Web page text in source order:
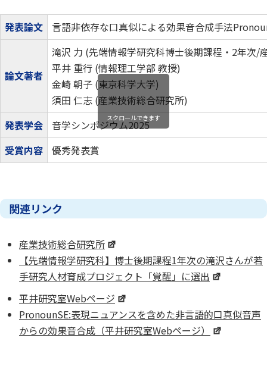
発表論文 言語非依存な口真似による効果音合成手法
論文著者
滝沢 力 (先端情報学研究科博士後期課程・2年次/
平井 重行 (情報理工学部 教授)
金崎 朝子 (東京科学大学)
須田 仁志 (産業技術総合研究所)
発表学会
音学シンポジウム2025
受賞内容
優秀発表賞
スクロールできます
関連リンク
産業技術総合研究所
【先端情報学研究科】博士後期課程1年次の滝沢さんが若
手研究人材育成プロジェクト「覚醒」に選出
平井研究室Webページ
PronounSE:表現ニュアンスを含めた非言語的口真似音声
からの効果音合成（平井研究室Webページ）